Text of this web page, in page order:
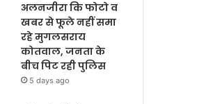
अलनजीरा कि फोटो व
खबर से फूले नहीं समा
रहे मुगलसराय
कोतवाल, जनता के
बीच पिट रही पुलिस
5 days ago